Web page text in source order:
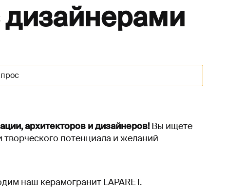
дизайнерами
архитекторов и дизайнеров!Вы ищете
потенциала и желаний
наш керамогранит LAPARET.